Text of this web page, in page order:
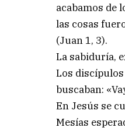
acabamos de
las cosas
(Juan 1, 3).
La sabiduría,
Los
buscaban:
En Jesús se
Mesías